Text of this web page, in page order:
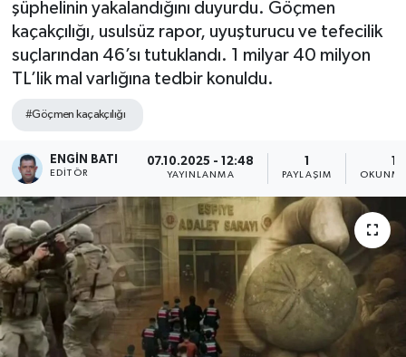
şüphelinin yakalandığını duyurdu. Göçmen
kaçakçılığı, usulsüz rapor, uyuşturucu ve tefecilik
suçlarından 46’sı tutuklandı. 1 milyar 40 milyon
TL’lik mal varlığına tedbir konuldu.
#Göçmen kaçakçılığı
ENGIN BATI
EDITÖR
07.10.2025 - 12:48
YAYINLANMA PAYLAŞIM